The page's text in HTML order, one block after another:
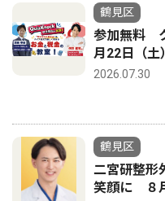
鶴見区
参加無料
月22日（土
2026.07.30
鶴見区
二宮研整形
笑顔に ８